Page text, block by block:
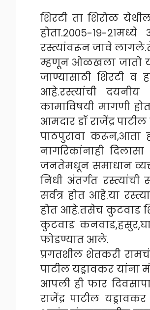
शिरटी ता शिरोळ
होता.२००५-१९-
रस्त्यांवरून जावे
म्हणून ओळखला जातो
जाण्यासाठी शिरटी
आहे.रस्त्यांची दयनीय
कामाविषयी मागणी
आमदार डॉ राजेंद्र
पाठपुरावा करून,आता
नागरिकांनाही
जनतेमधून समाधान
निधी अंतर्गत
सर्वत्र होत आहे.या
होत आहे.तसेच कुटवाड
कुटवाड
फोडण्यात आले.
प्रगतशील शेतकरी
पाटील यड्रावकर यांना
आपली ही फार
राजेंद्र पाटील